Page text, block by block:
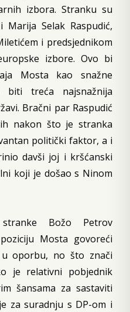
izbora. Stranku su
Selak Raspudić,
i predsjednikom
izbore. Ovo bi
Mosta kao snažne
treća najsnažnija
Bračni par Raspudić
nakon što je stranka
politički faktor, a i
davši joj i kršćanski
koji je došao s Ninom
Božo Petrov
Mosta govoreći
oporbu, no što znači
je relativni pobjednik
šansama za sastaviti
za suradnju s DP-om i